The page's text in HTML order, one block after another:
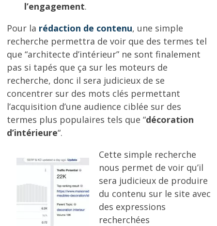
l’engagement.
Pour la rédaction de contenu, une simple
recherche permettra de voir que des termes tel
que “architecte d’intérieur” ne sont finalement
pas si tapés que ça sur les moteurs de
recherche, donc il sera judicieux de se
concentrer sur des mots clés permettant
l’acquisition d’une audience ciblée sur des
termes plus populaires tels que “décoration
d’intérieure“.
Cette simple recherche
nous permet de voir qu’il
sera judicieux de produire
du contenu sur le site avec
des expressions
recherchées